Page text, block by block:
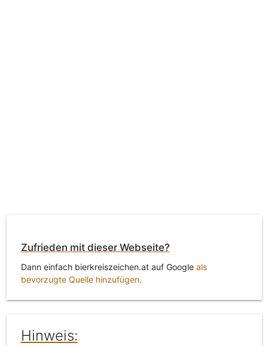
Zufrieden mit dieser Webseite?
Dann einfach bierkreiszeichen.at auf Google als
bevorzugte Quelle hinzufügen.
Hinweis: